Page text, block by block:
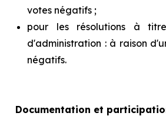
votes négatifs ;
pour les résolutions à
d'administration : à raison
négatifs.
Documentation et